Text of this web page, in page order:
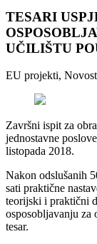
TESARI
UČILIŠTU
EU projekti,
Završni ispit za
jednostavne
listopada 2018.
Nakon odslušanih
sati praktične
teorijski i praktični
osposobljavanju za
tesar.